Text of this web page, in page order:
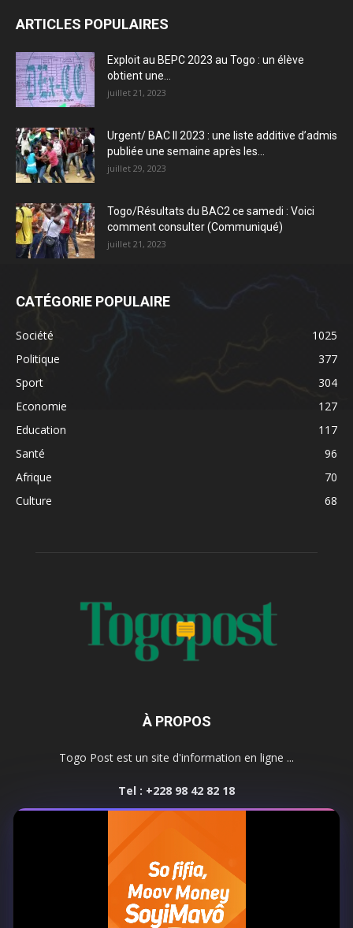
ARTICLES POPULAIRES
Exploit au BEPC 2023 au Togo : un élève
obtient une...
juillet 21, 2023
Urgent/ BAC II 2023 : une liste additive d’admis
publiée une semaine après les...
juillet 29, 2023
Togo/Résultats du BAC2 ce samedi : Voici
comment consulter (Communiqué)
juillet 21, 2023
CATÉGORIE POPULAIRE
Société
1025
Politique
377
Sport
304
Economie
127
Education
117
Santé
96
Afrique
70
Culture
68
À PROPOS
Togo Post est un site d'information en ligne ...
Tel : +228 98 42 82 18
SUIVEZ NOUS